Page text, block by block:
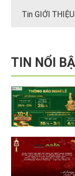
Tin GIỚI
TIN NỔI